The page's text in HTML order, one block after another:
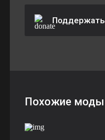
Поддержать
Похожие моды